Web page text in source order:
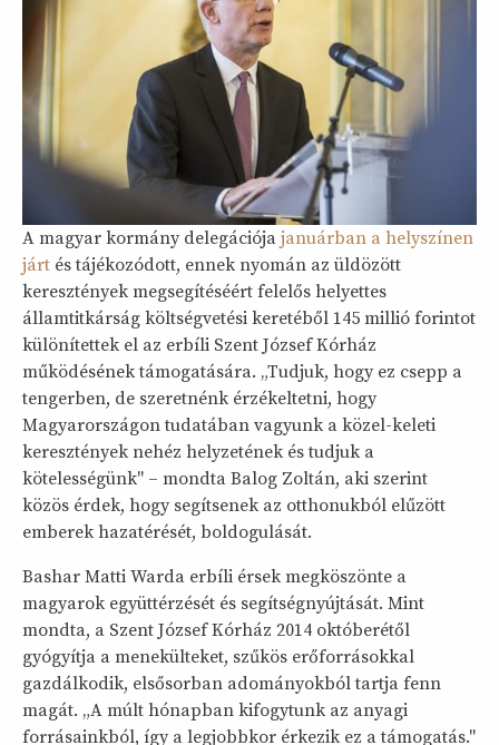
A magyar kormány delegációja januárban a helyszínen
járt és tájékozódott, ennek nyomán az üldözött
keresztények megsegítéséért felelős helyettes
államtitkárság költségvetési keretéből 145 millió forintot
különítettek el az erbíli Szent József Kórház
működésének támogatására. „Tudjuk, hogy ez csepp a
tengerben, de szeretnénk érzékeltetni, hogy
Magyarországon tudatában vagyunk a közel-keleti
keresztények nehéz helyzetének és tudjuk a
kötelességünk" – mondta Balog Zoltán, aki szerint
közös érdek, hogy segítsenek az otthonukból elűzött
emberek hazatérését, boldogulását.
Bashar Matti Warda erbíli érsek megköszönte a
magyarok együttérzését és segítségnyújtását. Mint
mondta, a Szent József Kórház 2014 októberétől
gyógyítja a menekülteket, szűkös erőforrásokkal
gazdálkodik, elsősorban adományokból tartja fenn
magát. „A múlt hónapban kifogytunk az anyagi
forrásainkból, így a legjobbkor érkezik ez a támogatás."